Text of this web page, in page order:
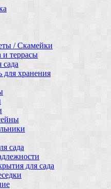
/ Скамейки
и террасы
сада
для хранения
сада
для сада